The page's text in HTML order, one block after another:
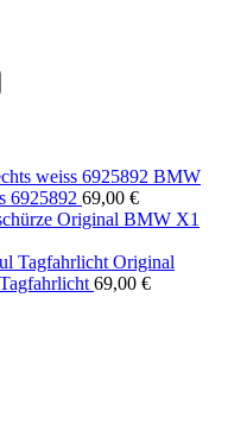
BMW
6925892 69,00 €
Original BMW X1
Original
69,00 €